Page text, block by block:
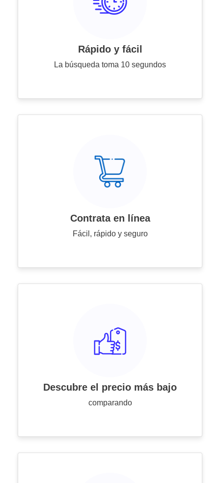
Rápido y fácil
La búsqueda toma 10 segundos
Contrata en línea
Fácil, rápido y seguro
Descubre el precio más bajo
comparando